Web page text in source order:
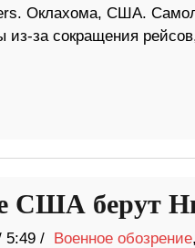
Оклахома, США.
из-за сокращения
США берут
5:49 / Военное обозрение,